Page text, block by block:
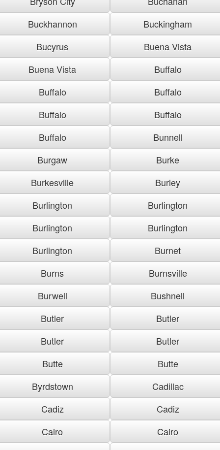
Buckhannon
Buckingham
Bucyrus
Buena Vista
Buena Vista
Buffalo
Buffalo
Buffalo
Buffalo
Buffalo
Buffalo
Bunnell
Burgaw
Burke
Burkesville
Burley
Burlington
Burlington
Burlington
Burlington
Burlington
Burnet
Burns
Burnsville
Burwell
Bushnell
Butler
Butler
Butler
Butler
Butte
Butte
Byrdstown
Cadillac
Cadiz
Cadiz
Cairo
Cairo